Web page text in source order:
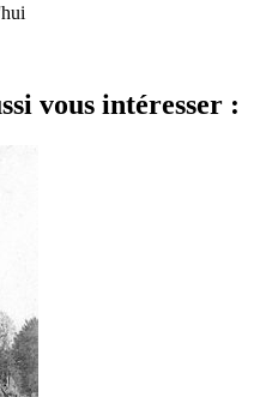
vous intéresser :